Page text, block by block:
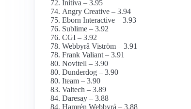
Initiva – 3.95
Angry Creative – 3.94
Eborn Interactive – 3.93
Sublime – 3.92
CGI – 3.92
Webbyrå Viström – 3.91
Frank Valiant – 3.91
Novitell – 3.90
Dunderdog – 3.90
Iteam – 3.90
Valtech – 3.89
Daresay – 3.88
Hamrén Webbyrå – 3.88